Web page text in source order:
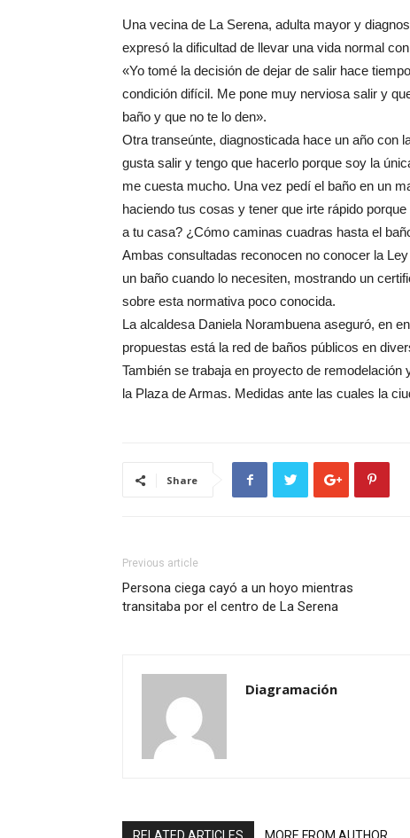
Una vecina de La Serena, adulta mayor y
expresó la dificultad de llevar una vida normal
«Yo tomé la decisión de dejar de salir hace
condición difícil. Me pone muy nerviosa salir y
baño y que no te lo den».
Otra transeúnte, diagnosticada hace un año con
gusta salir y tengo que hacerlo porque soy la
me cuesta mucho. Una vez pedí el baño en un
haciendo tus cosas y tener que irte rápido
a tu casa? ¿Cómo caminas cuadras hasta el
Ambas consultadas reconocen no conocer la
un baño cuando lo necesiten, mostrando un
sobre esta normativa poco conocida.
La alcaldesa Daniela Norambuena aseguró, en
propuestas está la red de baños públicos en
También se trabaja en proyecto de
la Plaza de Armas. Medidas ante las cuales la
Share
Previous article
Persona ciega cayó a un hoyo mientras
transitaba por el centro de La Serena
Diagramación